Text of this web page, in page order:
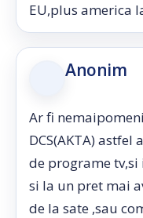
EU,plus america
Anonim
Ar fi
DCS(AKTA)
de programe
si la un pret mai
de la sate ,sau